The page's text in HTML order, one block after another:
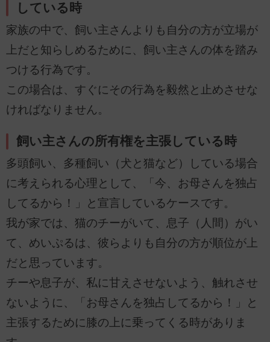
している時
家族の中で、飼い主さんよりも自分の方が立場が
上だと知らしめるために、飼い主さんの体を踏み
つける行為です。
この場合は、すぐにその行為を毅然と止めさせな
ければなりません。
飼い主さんの所有権を主張している時
多頭飼い、多種飼い（犬と猫など）している場合
に考えられる心理として、「今、お母さんを独占
してるから！」と宣言しているケースです。
我が家では、猫のチーがいて、息子（人間）がい
て、めいぷるは、彼らよりも自分の方が順位が上
だと思っています。
チーや息子が、私に甘えさせないよう、触れさせ
ないように、「お母さんを独占してるから！」と
主張するために膝の上に乗ってくる時がありま